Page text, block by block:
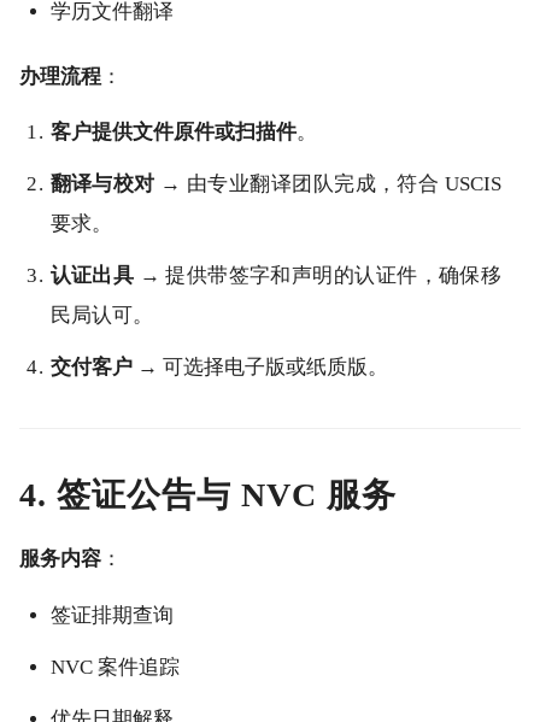
学历文件翻译
办理流程 ：
客户提供文件原件或扫描件。
翻译与校对 → 由专业翻译团队完成，符合 USCIS
要求。
认证出具 → 提供带签字和声明的认证件，确保移
民局认可。
交付客户→ 可选择电子版或纸质版。
4. 签证公告与 NVC 服务
服务内容 ：
签证排期查询
NVC 案件追踪